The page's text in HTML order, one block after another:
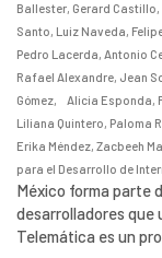
Ballester, Gerard Castillo,
Santo, Luiz Naveda,
Pedro Lacerda, Antonio
Rafael Alexandre, Jean
Gómez, Alicia Esponda,
Liliana Quintero, Paloma
Erika Méndez, Zacbeeh
para el Desarrollo de
México forma parte
desarrolladores que
Telemática es un